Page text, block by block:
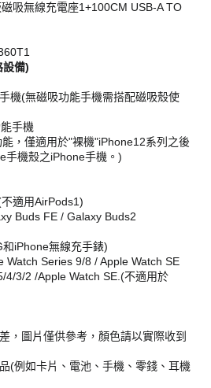
吸無線充電座1+100CM USB-A TO
設備)
機(無磁吸功能手機需搭配磁吸殼使
手機
，僅適用於"裸機"iPhone12系列之後
手機殼之iPhone手機。)
適用AirPods1)
Buds FE / Galaxy Buds2
iPhone無線充手錶)
Watch Series 9/8 / Apple Watch SE
4/3/2 /Apple Watch SE.(不適用於
，圖片僅供參考，顏色請以實際收到
(例如卡片、電池、手機、零錢、耳機